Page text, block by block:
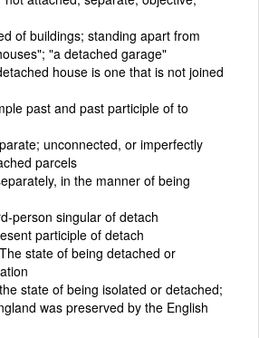
of buildings; standing apart from
"a detached garage"
house is one that is not joined
past and past participle of to
unconnected, or imperfectly
parcels
in the manner of being
person singular of detach
participle of detach
The state of being detached or
the state of being isolated or detached;
was preserved by the English